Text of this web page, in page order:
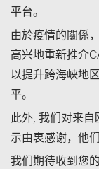
平台。
由於疫情的關係
高兴地重新推介
以提升跨海峡地
平。
此外, 我们对来
示由衷感谢，他
我们期待收到您